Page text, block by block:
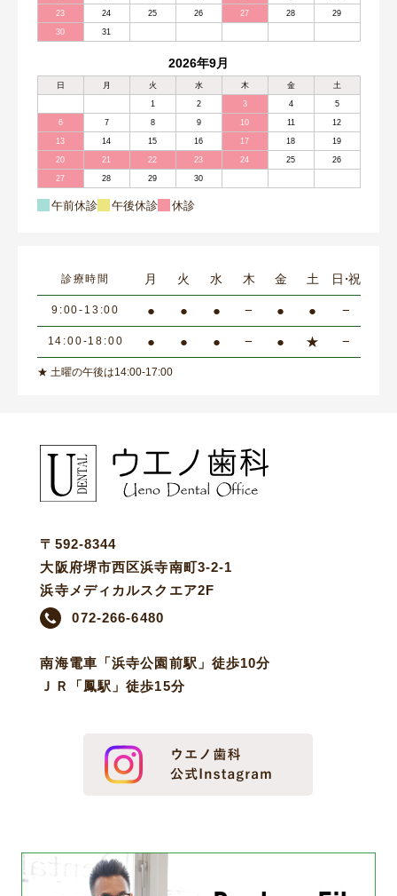
23 24 25 26 27 28 29
30 31
2026年9月
日 月 火 水 木 金 土
1 2 3 4 5
6 7 8 9 10 11 12
13 14 15 16 17 18 19
20 21 22 23 24 25 26
27 28 29 30
午前休診 午後休診 休診
診療時間 月 火 水 木 金 土 日・祝
9:00-13:00 ● ● ● − ● ● −
14:00-18:00 ● ● ● − ● ★ −
★ 土曜の午後は14:00-17:00
〒592-8344
大阪府堺市西区浜寺南町3-2-1
浜寺メディカルスクエア2F
072-266-6480
南海電車「浜寺公園前駅」徒歩10分
ＪＲ「鳳駅」徒歩15分